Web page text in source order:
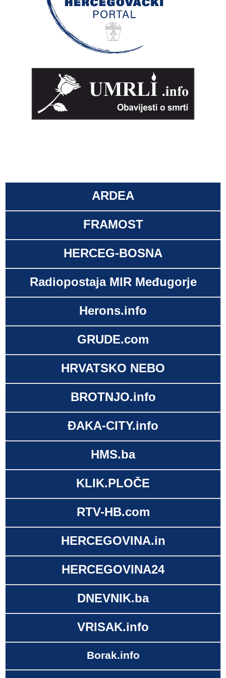
ARDEA
FRAMOST
HERCEG-BOSNA
Radiopostaja MIR Međugorje
Herons.info
GRUDE.com
HRVATSKO NEBO
BROTNJO.info
ĐAKA-CITY.info
HMS.ba
KLIK.PLOČE
RTV-HB.com
HERCEGOVINA.in
HERCEGOVINA24
DNEVNIK.ba
VRISAK.info
Borak.info